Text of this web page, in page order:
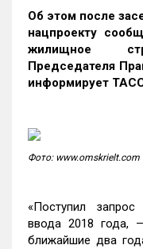
Об этом после
нацпроекту
жилищное
Председателя
информирует
Фото: www.omskrielt.com
«Поступил
ввода 2018 года,
ближайшие два